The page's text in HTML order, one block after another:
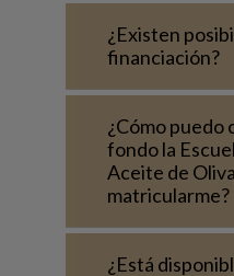
¿Existen
financiación?
¿Cómo puedo
fondo la
Aceite de
matricularme?
¿Está